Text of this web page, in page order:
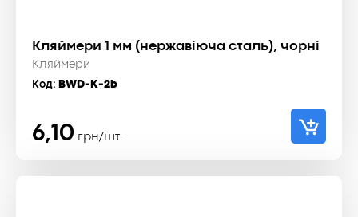
Кляймери 1 мм (нержавіюча сталь), чорні
Кляймери
Код: BWD-K-2b
6,10 грн/шт.